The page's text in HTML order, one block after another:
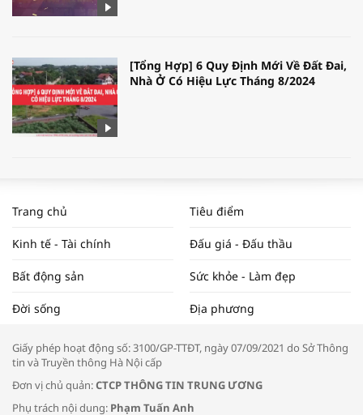
[Tổng Hợp] 6 Quy Định Mới Về Đất Đai,
Nhà Ở Có Hiệu Lực Tháng 8/2024
NAM NĂM 2024 VÀ NĂM 2025 | NHỊP
ĐẬP THỊ TRƯỜNG #62
Tọa đàm “Xúc tiến thương mại: Khơi
Trang chủ Tiêu điểm
Kinh tế - Tài chính Đấu giá - Đấu thầu
Bất động sản Sức khỏe - Làm đẹp
Đời sống Địa phương
Giấy phép hoạt động số: 3100/GP-TTĐT, ngày 07/09/2021 do Sở Thông
tin và Truyền thông Hà Nội cấp
Đơn vị chủ quản:CTCP THÔNG TIN TRUNG ƯƠNG
Phụ trách nội dung: Phạm Tuấn Anh